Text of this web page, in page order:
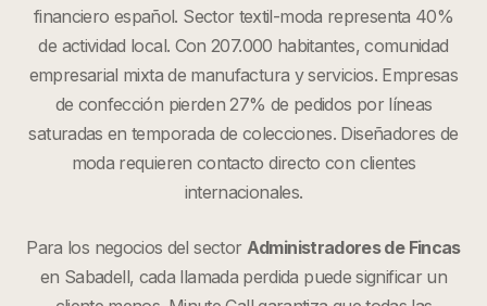
financiero español. Sector textil-moda representa 40%
de actividad local. Con 207.000 habitantes, comunidad
empresarial mixta de manufactura y servicios. Empresas
de confección pierden 27% de pedidos por líneas
saturadas en temporada de colecciones. Diseñadores de
moda requieren contacto directo con clientes
internacionales.
Para los negocios del sector Administradores de Fincas
en Sabadell, cada llamada perdida puede significar un